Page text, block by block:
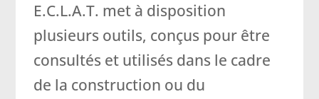
E.C.L.A.T. met à disposition
plusieurs outils, conçus pour être
consultés et utilisés dans le cadre
de la construction ou du